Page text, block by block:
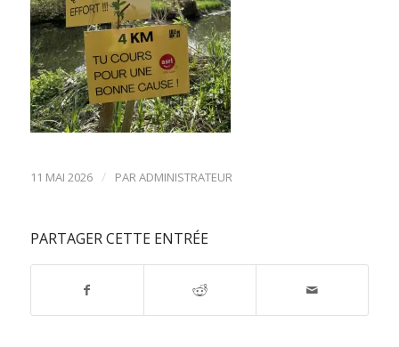
11 MAI 2026 / PARADMINISTRATEUR
PARTAGER CETTE ENTRÉE